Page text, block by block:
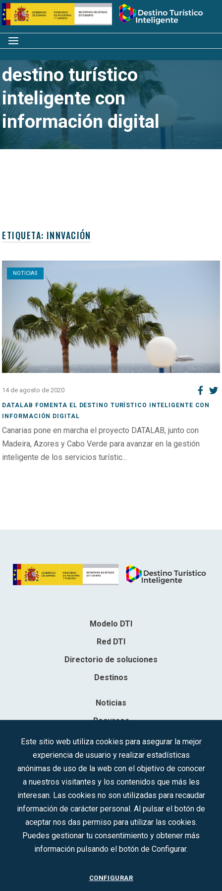
Saltar
al
contenido
Inicio
Menú
DATALAB fomenta el
destino turístico
inteligente con
información digital
ETIQUETA: INNVACIÓN
NOTICIAS
Open post
14 de agosto de 2020
DATALAB FOMENTA EL DESTINO TURÍSTICO INTELIGENTE CON
INFORMACIÓN DIGITAL
Canarias pone en marcha el proyecto DATALAB, junto con
Madeira, Azores y Cabo Verde para avanzar en la gestión
inteligente de los servicios turístic...
Modelo DTI
Red DTI
Directorio de soluciones
Destinos
Noticias
Recursos
Contacto
Sociedad Mercantil Estatal para la Gestión de la Innovación y las
Síguenos en redes sociales:
CONTACTO
Este sitio web utiliza cookies para asegurar la mejor
experiencia de usuario y realizar estadísticas
anónimas de uso de la web con el objetivo de conocer
a nuestros visitantes y los contenidos que más les
interesan. Las cookies no son utilizadas para recaudar
información de carácter personal. Al pulsar el botón de
aceptar nos das permiso para utilizar las cookies.
Puedes gestionar tu consentimiento y obtener más
información pulsando el botón de Configurar.
CONFIGURAR